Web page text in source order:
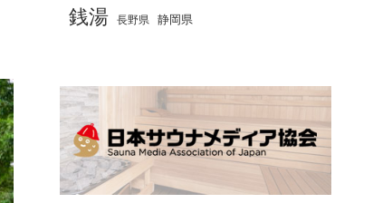
銭湯 長野県 静岡県